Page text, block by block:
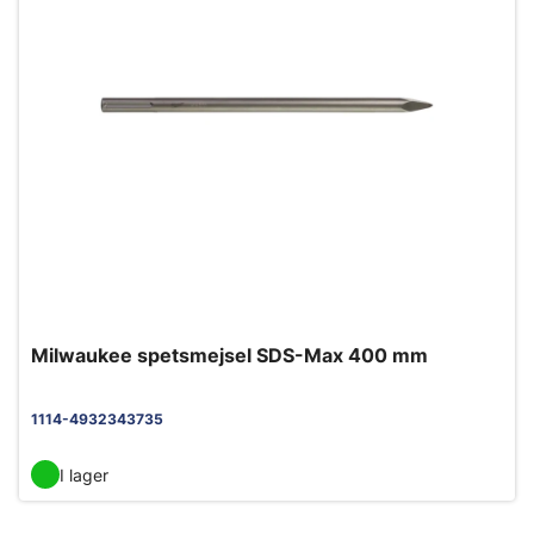
Milwaukee spetsmejsel SDS-Max 400 mm
1114-4932343735
I lager